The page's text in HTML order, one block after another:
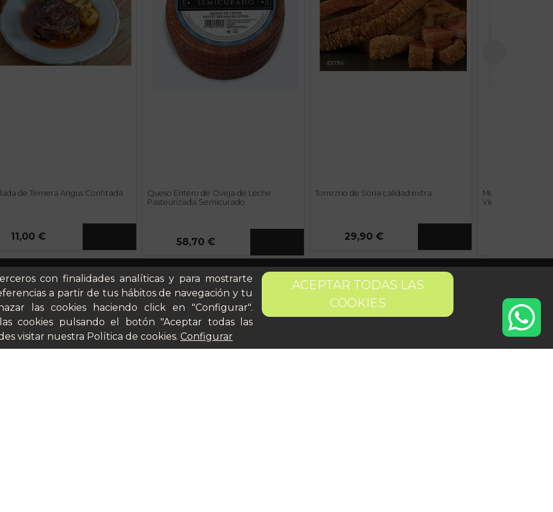
de Ternera Angus Confitada
11,00 €
Queso Entero de Oveja de Leche
Pasteurizada Semicurado
58,70 €
Torrezno de Soria calidad extra
29,90 €
Medio Queso de
Viejo Torremilano
con finalidades analíticas y para mostrarte
a partir de tus hábitos de navegación y tu
las cookies haciendo click en "Configurar".
cookies pulsando el botón "Aceptar todas las
visitar nuestra Política de cookies. Configurar
ACEPTAR TODAS LAS
COOKIES
Quién es Peter
Recursos / Blog
Cultura
Llámanos al 644 52 51 02
Escríbenos al Whatsapp
Escríbenos al correo
Quiero ser partner de Peter